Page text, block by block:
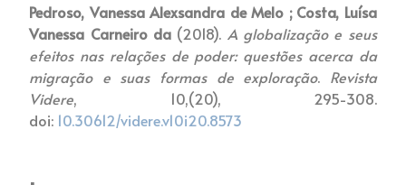
Pedroso, Vanessa Alexsandra de Melo ; Costa, Luísa
Vanessa Carneiro da (2018). A globalização e seus
efeitos nas relações de poder: questões acerca da
migração e suas formas de exploração. Revista
Videre, 10,(20), 295-308.
doi: 10.30612/videre.v10i20.8573